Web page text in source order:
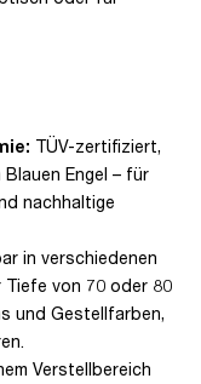
TÜV-zertifiziert,
Engel – für
nachhaltige
in verschiedenen
Tiefe von 70 oder 80
und Gestellfarben,
Verstellbereich